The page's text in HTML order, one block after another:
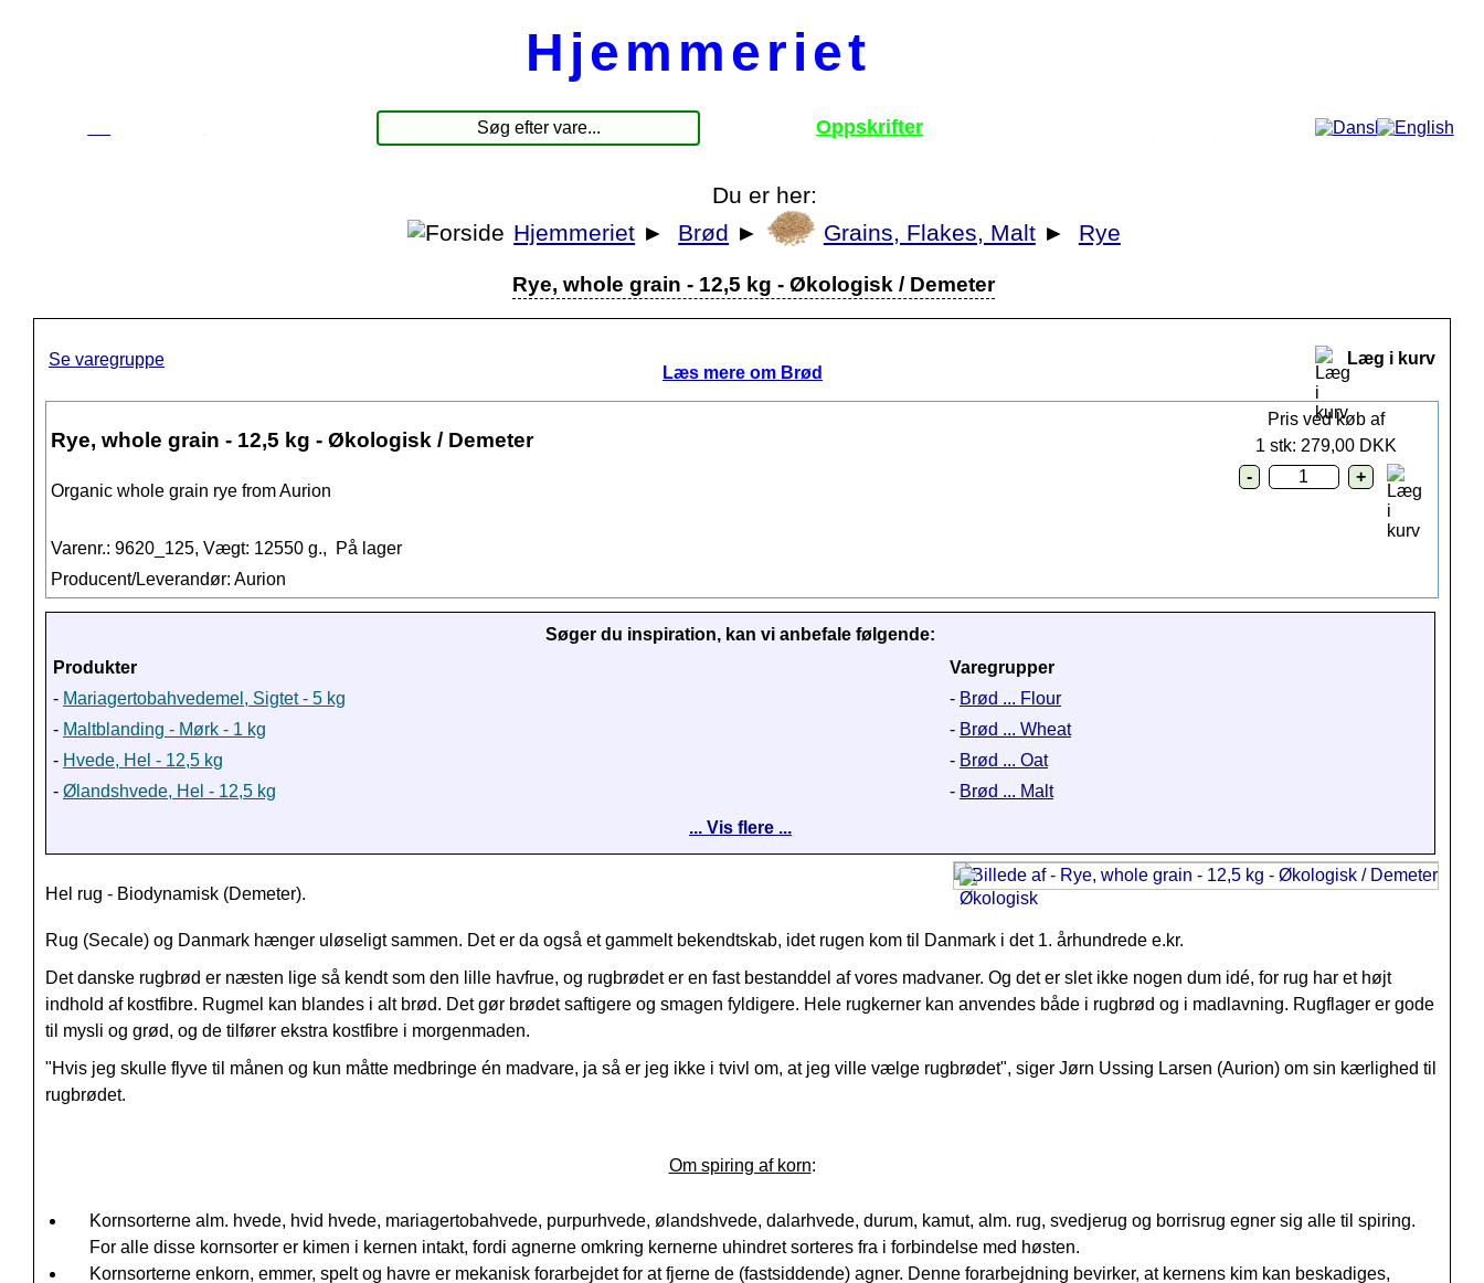
Hjemmeriet
Oppskrifter
Du er her:
Hjemmeriet ► Brød ► Grains, Flakes, Malt ► Rye
Rye, whole grain - 12,5 kg - Økologisk / Demeter
Se varegruppe
Læs mere om Brød
Læg i kurv
Rye, whole grain - 12,5 kg - Økologisk / Demeter
Organic whole grain rye from Aurion
Varenr.: 9620_125, Vægt: 12550 g.,
På lager
Producent/Leverandør: Aurion
Pris ved køb af
1 stk: 279,00 DKK
Søger du inspiration, kan vi anbefale følgende:
Produkter
Varegrupper
- Mariagertobahvedemel, Sigtet - 5 kg - Brød ... Flour
- Maltblanding - Mørk - 1 kg - Brød ... Wheat
- Hvede, Hel - 12,5 kg - Brød ... Oat
- Ølandshvede, Hel - 12,5 kg - Brød ... Malt
... Vis flere ...
Hel rug - Biodynamisk (Demeter).
Rug (Secale) og Danmark hænger uløseligt sammen. Det er da også et gammelt bekendtskab, idet rugen kom til Danmark i det 1. århundrede e.kr.
Det danske rugbrød er næsten lige så kendt som den lille havfrue, og rugbrødet er en fast bestanddel af vores madvaner. Og det er slet ikke nogen dum idé, for rug har et højt
indhold af kostfibre. Rugmel kan blandes i alt brød. Det gør brødet saftigere og smagen fyldigere. Hele rugkerner kan anvendes både i rugbrød og i madlavning. Rugflager er gode
til mysli og grød, og de tilfører ekstra kostfibre i morgenmaden.
"Hvis jeg skulle flyve til månen og kun måtte medbringe én madvare, ja så er jeg ikke i tvivl om, at jeg ville vælge rugbrødet", siger Jørn Ussing Larsen (Aurion) om sin kærlighed til
rugbrødet.
Om spiring af korn:
Kornsorterne alm. hvede, hvid hvede, mariagertobahvede, purpurhvede, ølandshvede, dalarhvede, durum, kamut, alm. rug, svedjerug og borrisrug egner sig alle til spiring.
For alle disse kornsorter er kimen i kernen intakt, fordi agnerne omkring kernerne uhindret sorteres fra i forbindelse med høsten.
Kornsorterne enkorn, emmer, spelt og havre er mekanisk forarbejdet for at fjerne de (fastsiddende) agner. Denne forarbejdning bevirker, at kernens kim kan beskadiges,